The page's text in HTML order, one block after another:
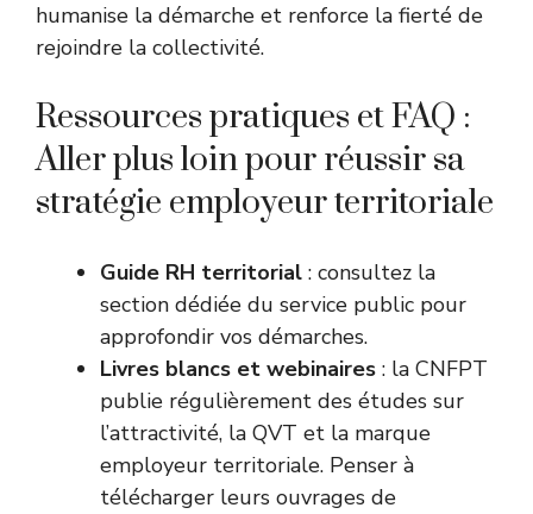
humanise la démarche et renforce la fierté de
rejoindre la collectivité.
Ressources pratiques et FAQ :
Aller plus loin pour réussir sa
stratégie employeur territoriale
Guide RH territorial : consultez la
section dédiée du service public pour
approfondir vos démarches.
Livres blancs et webinaires : la CNFPT
publie régulièrement des études sur
l’attractivité, la QVT et la marque
employeur territoriale. Penser à
télécharger leurs ouvrages de